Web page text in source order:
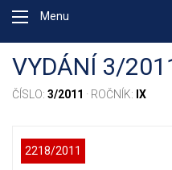
Menu
VYDÁNÍ 3/
ČÍSLO: 3/2011 · ROČNÍK: IX
2218/2011